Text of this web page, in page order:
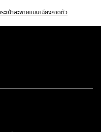
ะเป๋าสะพายแบบเฉียงคาดตัว